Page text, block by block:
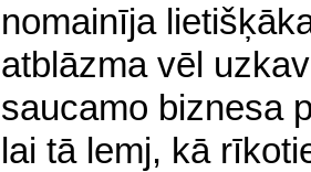
nomainīja
atblāzma vēl
saucamo biznesa
lai tā lemj, kā